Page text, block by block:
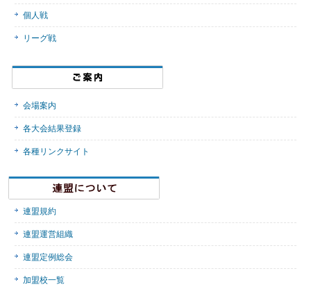
個人戦
リーグ戦
会場案内
各大会結果登録
各種リンクサイト
連盟規約
連盟運営組織
連盟定例総会
加盟校一覧